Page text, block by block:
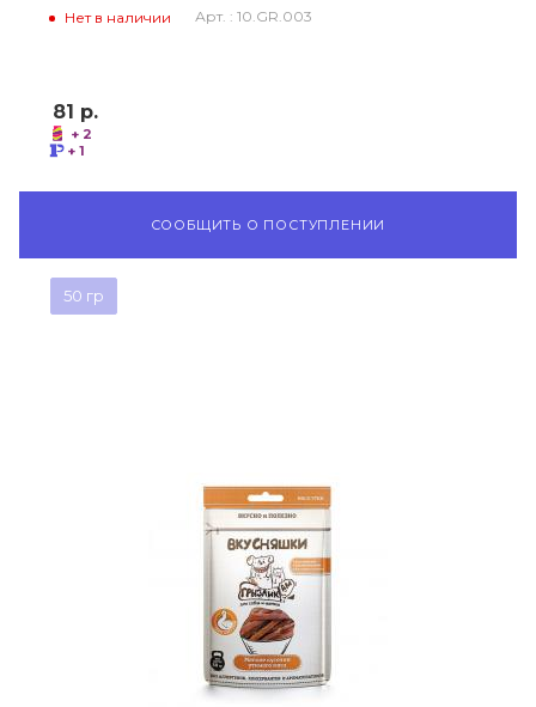
Нет в наличии Арт. : 10.GR.003
81 р.
+ 2
+ 1
СООБЩИТЬ О ПОСТУПЛЕНИИ
50 гр